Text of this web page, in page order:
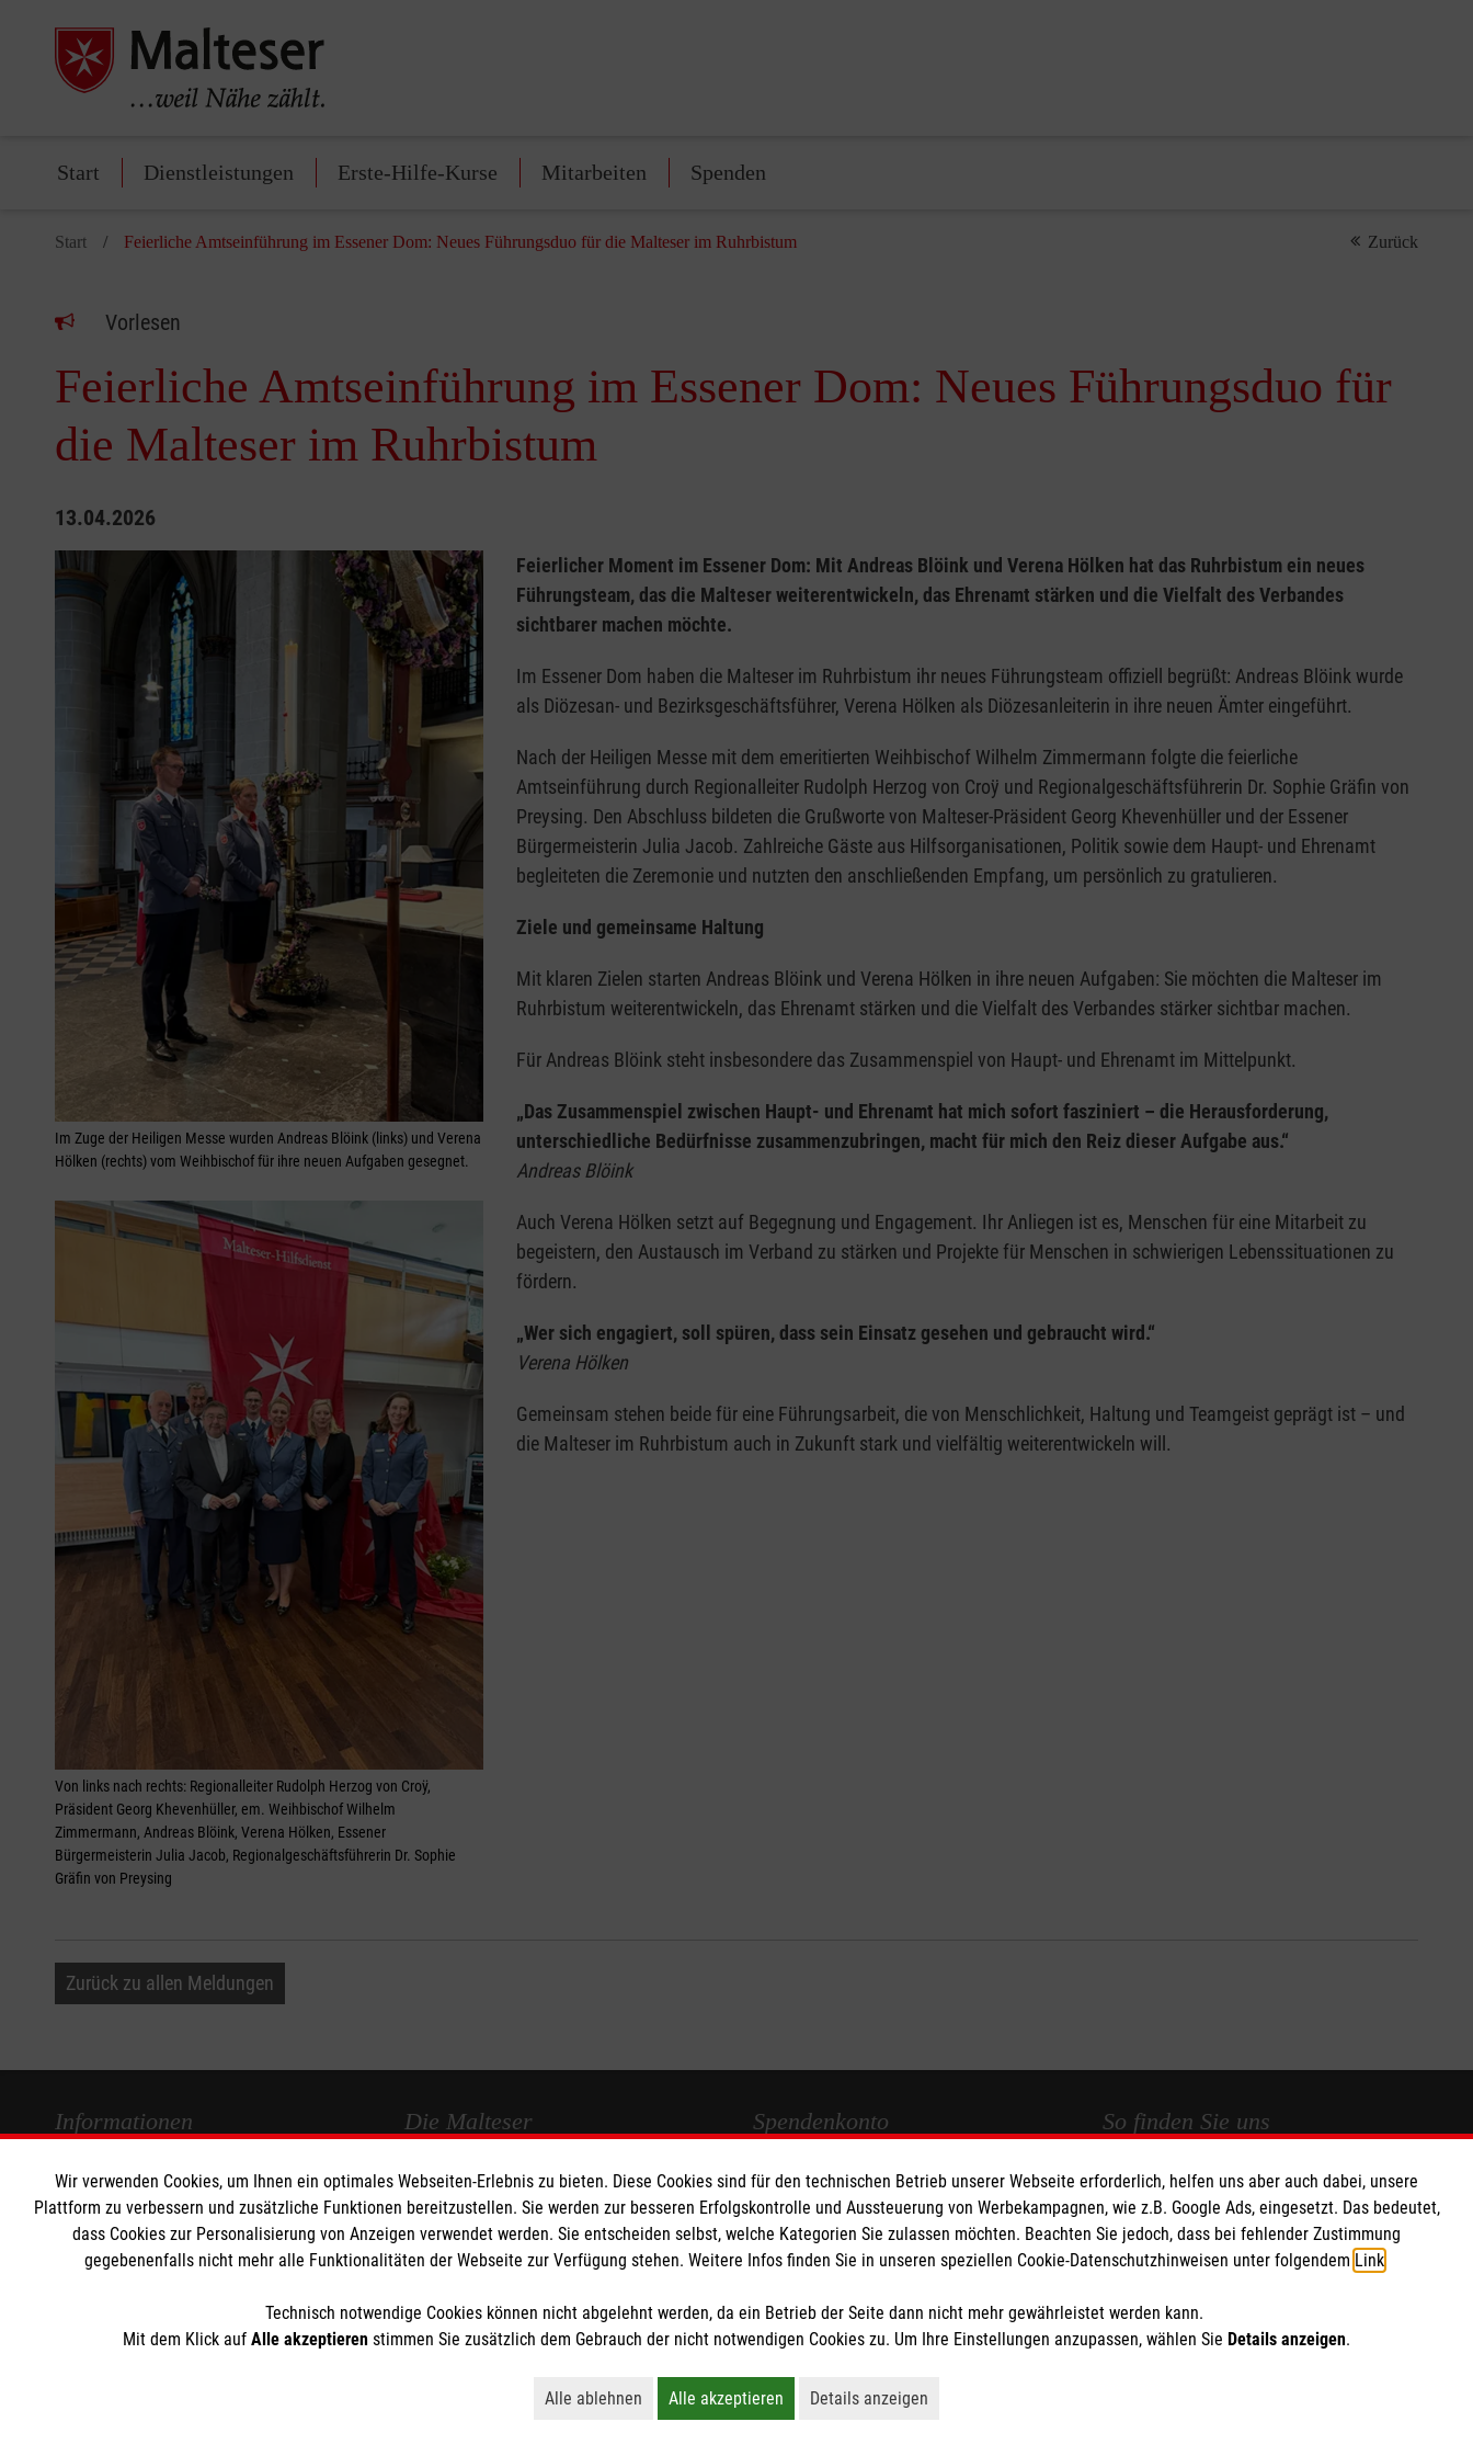
Start Dienstleistungen Erste-Hilfe-Kurse Mitarbeiten Spenden
Start Feierliche Amtseinführung im Essener Dom: Neues Führungsduo für die Malteser im Ruhrbistum Zurück
Vorlesen
Feierliche Amtseinführung im Essener Dom: Neues Führungsduo für
die Malteser im Ruhrbistum
13.04.2026
Im Zuge der Heiligen Messe wurden Andreas Blöink (links) und Verena
Hölken (rechts) vom Weihbischof für ihre neuen Aufgaben gesegnet.
Von links nach rechts: Regionalleiter Rudolph Herzog von Croÿ,
Präsident Georg Khevenhüller, em. Weihbischof Wilhelm
Zimmermann, Andreas Blöink, Verena Hölken, Essener
Bürgermeisterin Julia Jacob, Regionalgeschäftsführerin Dr. Sophie
Gräfin von Preysing
Feierlicher Moment im Essener Dom: Mit Andreas Blöink und Verena Hölken hat das Ruhrbistum ein neues
Führungsteam, das die Malteser weiterentwickeln, das Ehrenamt stärken und die Vielfalt des Verbandes
sichtbarer machen möchte.
Im Essener Dom haben die Malteser im Ruhrbistum ihr neues Führungsteam offiziell begrüßt: Andreas Blöink wurde
als Diözesan- und Bezirksgeschäftsführer, Verena Hölken als Diözesanleiterin in ihre neuen Ämter eingeführt.
Nach der Heiligen Messe mit dem emeritierten Weihbischof Wilhelm Zimmermann folgte die feierliche
Amtseinführung durch Regionalleiter Rudolph Herzog von Croÿ und Regionalgeschäftsführerin Dr. Sophie Gräfin von
Preysing. Den Abschluss bildeten die Grußworte von Malteser-Präsident Georg Khevenhüller und der Essener
Bürgermeisterin Julia Jacob. Zahlreiche Gäste aus Hilfsorganisationen, Politik sowie dem Haupt- und Ehrenamt
begleiteten die Zeremonie und nutzten den anschließenden Empfang, um persönlich zu gratulieren.
Ziele und gemeinsame Haltung
Mit klaren Zielen starten Andreas Blöink und Verena Hölken in ihre neuen Aufgaben: Sie möchten die Malteser im
Ruhrbistum weiterentwickeln, das Ehrenamt stärken und die Vielfalt des Verbandes stärker sichtbar machen.
Für Andreas Blöink steht insbesondere das Zusammenspiel von Haupt- und Ehrenamt im Mittelpunkt.
„Das Zusammenspiel zwischen Haupt- und Ehrenamt hat mich sofort fasziniert – die Herausforderung,
unterschiedliche Bedürfnisse zusammenzubringen, macht für mich den Reiz dieser Aufgabe aus.“
Andreas Blöink
Auch Verena Hölken setzt auf Begegnung und Engagement. Ihr Anliegen ist es, Menschen für eine Mitarbeit zu
begeistern, den Austausch im Verband zu stärken und Projekte für Menschen in schwierigen Lebenssituationen zu
fördern.
„Wer sich engagiert, soll spüren, dass sein Einsatz gesehen und gebraucht wird.“
Verena Hölken
Gemeinsam stehen beide für eine Führungsarbeit, die von Menschlichkeit, Haltung und Teamgeist geprägt ist – und
die Malteser im Ruhrbistum auch in Zukunft stark und vielfältig weiterentwickeln will.
Zurück zu allen Meldungen
Informationen
Impressum
Datenschutz
Die Malteser
Malteser in Deutschland
Malteserorden
Spendenkonto
Empfänger: Malteser Hilfsdienst e.V.
Bank: Pax-Bank für Kirche und Caritas eG
IBAN: DE04370601201201206134
So finden Sie uns
Sinterstraße 3
44795 Bochum
info.bochum@malteser.org
Wir verwenden Cookies, um Ihnen ein optimales Webseiten-Erlebnis zu bieten. Diese Cookies sind für den technischen Betrieb unserer Webseite erforderlich, helfen uns aber auch dabei, unsere
Plattform zu verbessern und zusätzliche Funktionen bereitzustellen. Sie werden zur besseren Erfolgskontrolle und Aussteuerung von Werbekampagnen, wie z.B. Google Ads, eingesetzt. Das bedeutet,
dass Cookies zur Personalisierung von Anzeigen verwendet werden. Sie entscheiden selbst, welche Kategorien Sie zulassen möchten. Beachten Sie jedoch, dass bei fehlender Zustimmung
gegebenenfalls nicht mehr alle Funktionalitäten der Webseite zur Verfügung stehen. Weitere Infos finden Sie in unseren speziellen Cookie-Datenschutzhinweisen unter folgendem Link
Technisch notwendige Cookies können nicht abgelehnt werden, da ein Betrieb der Seite dann nicht mehr gewährleistet werden kann.
Mit dem Klick auf Alle akzeptieren stimmen Sie zusätzlich dem Gebrauch der nicht notwendigen Cookies zu. Um Ihre Einstellungen anzupassen, wählen Sie Details anzeigen.
Alle ablehnen
Lehnt alle nicht-essentiellen Cookies ab
Alle akzeptieren
Akzeptiert alle Cookies einschließlich Marketing und Analyse
Details anzeigen